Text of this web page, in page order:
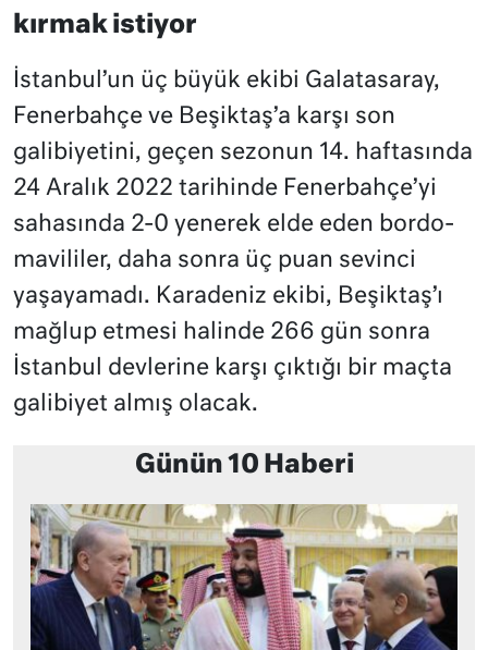
kırmak istiyor
İstanbul’un üç büyük ekibi Galatasaray,
Fenerbahçe ve Beşiktaş’a karşı son
galibiyetini, geçen sezonun 14. haftasında
24 Aralık 2022 tarihinde Fenerbahçe’yi
sahasında 2-0 yenerek elde eden bordo-
mavililer, daha sonra üç puan sevinci
yaşayamadı. Karadeniz ekibi, Beşiktaş’ı
mağlup etmesi halinde 266 gün sonra
İstanbul devlerine karşı çıktığı bir maçta
galibiyet almış olacak.
Günün 10 Haberi